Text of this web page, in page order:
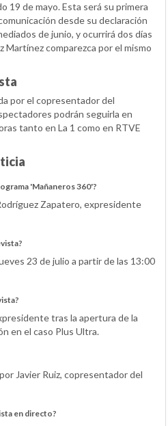
19 de mayo. Esta será su primera
desde su declaración
de junio, y ocurrirá dos días
Martínez comparezca por el mismo
por el copresentador del
podrán seguirla en
tanto en La 1 como en RTVE
'Mañaneros 360'?
Zapatero, expresidente
23 de julio a partir de las 13:00
tras la apertura de la
en el caso Plus Ultra.
Javier Ruiz, copresentador del
en directo?